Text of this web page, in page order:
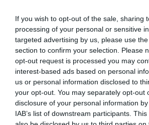
If you wish to opt-out of the sale, sharing
processing of your personal or sensitive
targeted advertising by us, please use
section to confirm your selection. Please
opt-out request is processed you may
interest-based ads based on personal
us or personal information disclosed to
your opt-out. You may separately opt-out
disclosure of your personal information
IAB’s list of downstream participants.
struktúrában a fizetési számlák, a Közös
és a Kids & Teens számlák működtetését
végzi, abetétbiztosításviszont
litván alap égisze alatt marad.
Olvasd el ezt is!